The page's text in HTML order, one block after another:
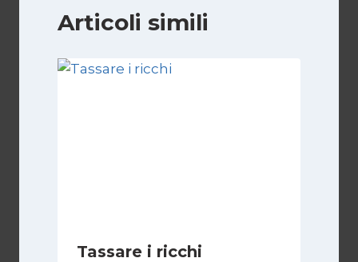
Articoli simili
Tassare i ricchi